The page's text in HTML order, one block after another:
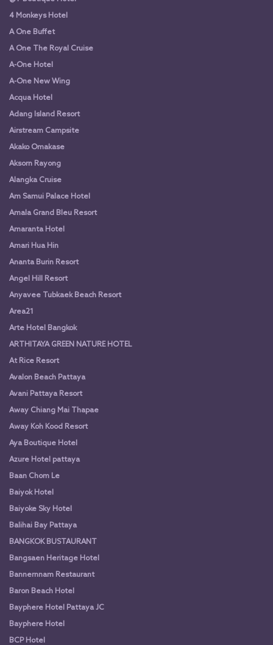
4 Monkeys Hotel
A One Buffet
A One The Royal Cruise
A-One Hotel
A-One New Wing
Acqua Hotel
Adang Island Resort
Airstream Campsite
Akako Omakase
Aksorn Rayong
Alangka Cruise
Am Samui Palace Hotel
Amala Grand Bleu Resort
Amaranta Hotel
Amari Hua Hin
Ananta Burin Resort
Angel Hill Resort
Anyavee Tubkaek Beach Resort
Area21
Arte Hotel Bangkok
ARTHITAYA GREEN NATURE HOTEL
At Rice Resort
Avalon Beach Pattaya
Avani Pattaya Resort
Away Chiang Mai Thapae
Away Koh Kood Resort
Aya Boutique Hotel
Azure Hotel pattaya
Baan Chom Le
Baiyok Hotel
Baiyoke Sky Hotel
Balihai Bay Pattaya
BANGKOK BUSTAURANT
Bangsaen Heritage Hotel
Bannernnam Restaurant
Baron Beach Hotel
Bayphere Hotel Pattaya JC
Bayphere Hotel
BCP Hotel